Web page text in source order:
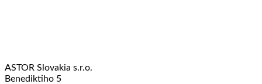
ASTOR Slovakia s.r.o.
Benediktiho 5